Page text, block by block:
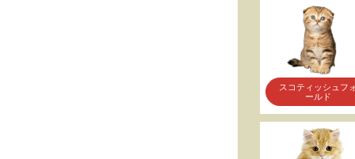
スコティッシュフ
ールド